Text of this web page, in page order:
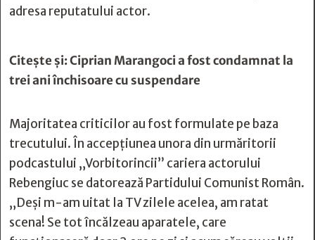
adresa reputatului actor.
Citește și:Ciprian Marangoci a fost condamnat la
trei ani închisoare cu suspendare
Majoritatea criticilor au fost formulate pe baza
trecutului. În accepțiunea unora din urmăritorii
podcastului „Vorbitorincii” cariera actorului
Rebengiuc se datorează Partidului Comunist Român.
„Deși m-am uitat la TV zilele acelea, am ratat
scena! Se tot încălzeau aparatele, care